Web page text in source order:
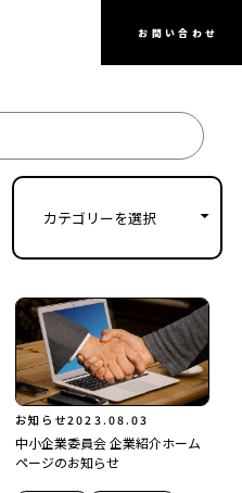
お問い合わせ
お知らせ2023.08.03
中小企業委員会 企業紹介ホーム
ページのお知らせ